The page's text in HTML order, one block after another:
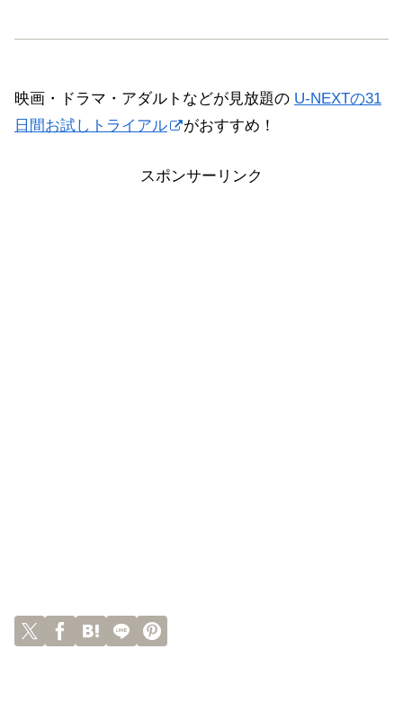
映画・ドラマ・アダルトなどが見放題の U-NEXTの31
日間お試しトライアル
がおすすめ！
スポンサーリンク